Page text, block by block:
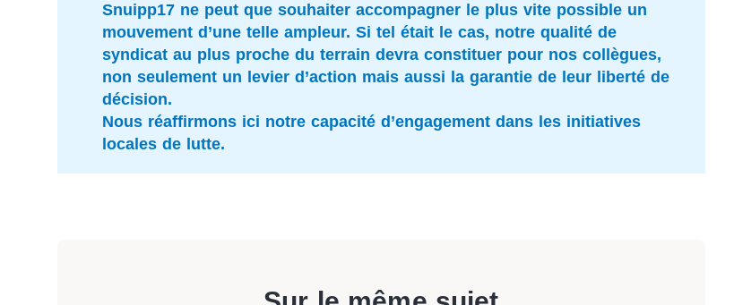
Snuipp17 ne peut que souhaiter accompagner le plus vite possible un
mouvement d’une telle ampleur. Si tel était le cas, notre qualité de
syndicat au plus proche du terrain devra constituer pour nos collègues,
non seulement un levier d’action mais aussi la garantie de leur liberté de
décision.
Nous réaffirmons ici notre capacité d’engagement dans les initiatives
locales de lutte.